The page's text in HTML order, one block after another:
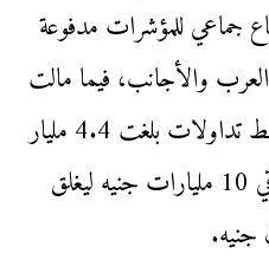
جماعي للمؤشرات مدفوعة
والأجانب، فيما مالت
تعاملات المصريين للبيع، وسط تداولات بلغت 4.4 مليار
جنيه، وربح رأس المال السوقي 10 مليارات جنيه ليغلق